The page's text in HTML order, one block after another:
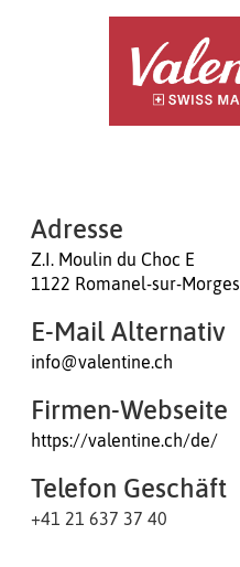
Adresse
Z.I. Moulin du Choc E
1122 Romanel-sur-Morges
E-Mail Alternativ
info@valentine.ch
Firmen-Webseite
https://valentine.ch/de/
Telefon Geschäft
+41 21 637 37 40